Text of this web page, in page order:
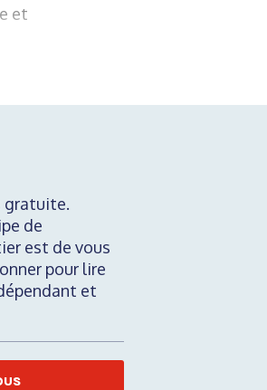
et
gratuite.
de
est de vous
pour lire
et